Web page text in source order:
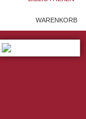
WARENKORB